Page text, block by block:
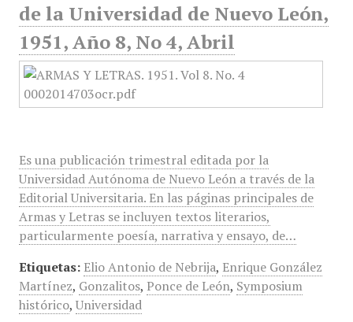
de la Universidad de Nuevo León,
1951, Año 8, No 4, Abril
Es una publicación trimestral editada por la
Universidad Autónoma de Nuevo León a través de la
Editorial Universitaria. En las páginas principales de
Armas y Letras se incluyen textos literarios,
particularmente poesía, narrativa y ensayo, de…
Etiquetas: Elio Antonio de Nebrija, Enrique González
Martínez, Gonzalitos, Ponce de León, Symposium
histórico, Universidad